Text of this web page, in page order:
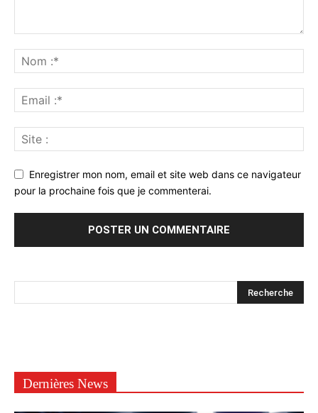
Enregistrer mon nom, email et site web dans ce navigateur
pour la prochaine fois que je commenterai.
Dernières News